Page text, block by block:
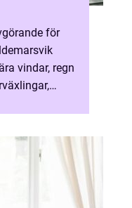
för
vindar, regn